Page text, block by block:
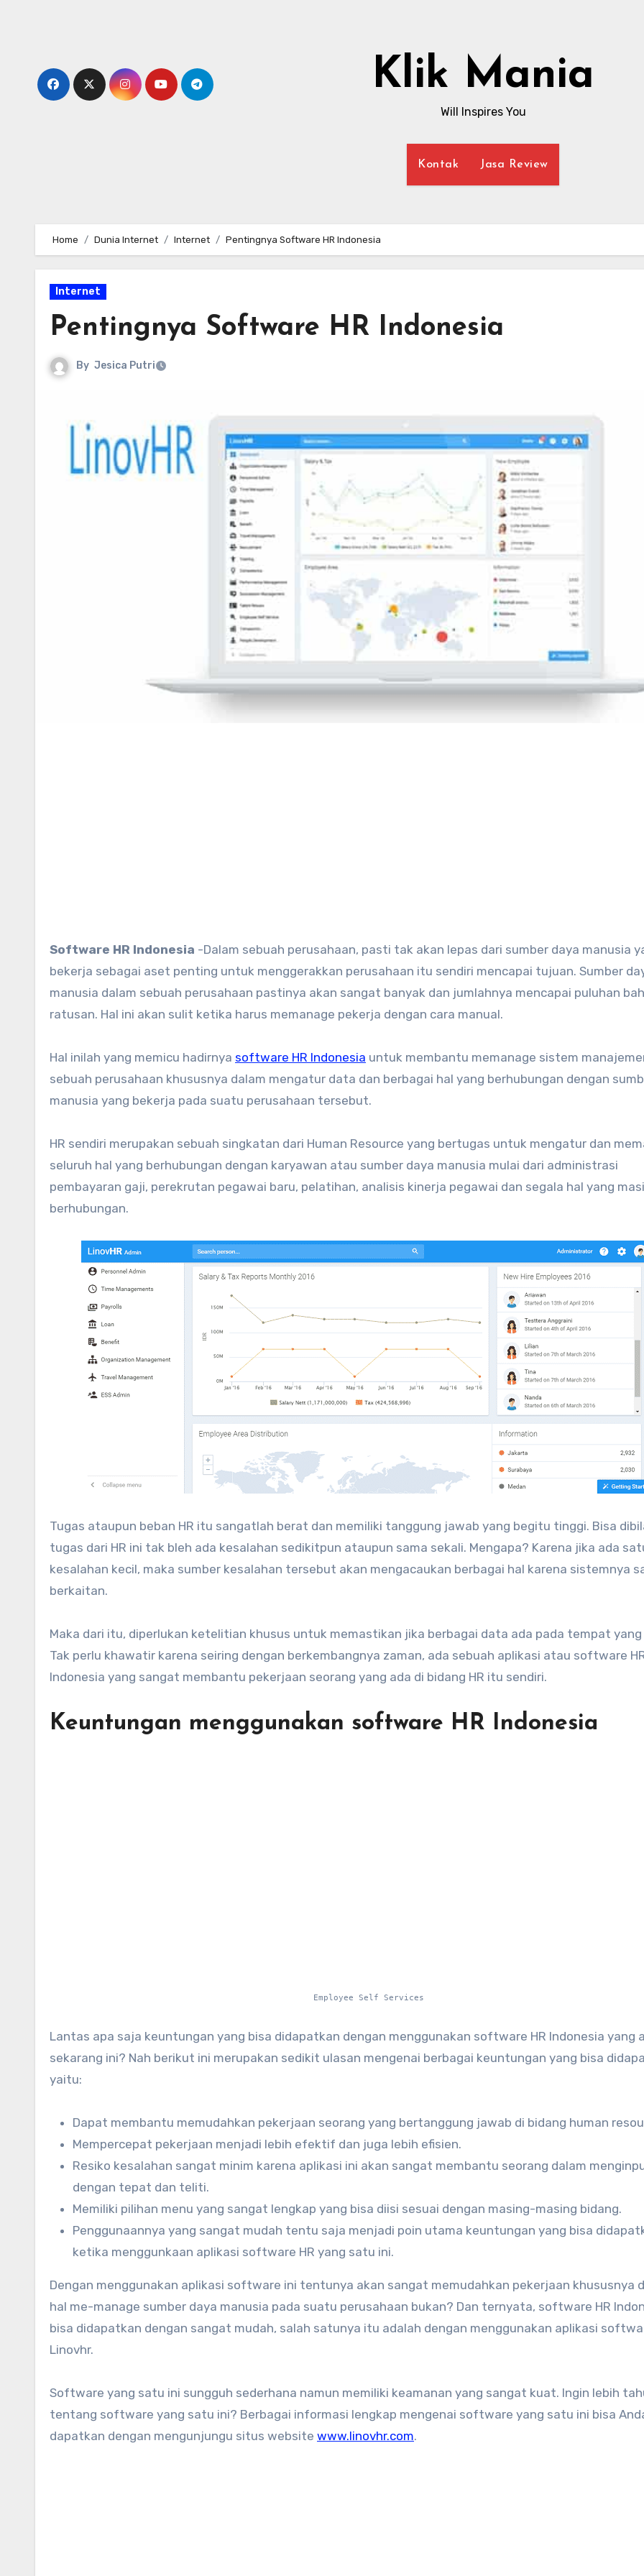
Klik Mania
Will Inspires You
Kontak Jasa Review
Home Dunia Internet Internet Pentingnya Software HR Indonesia
Internet
Pentingnya Software HR Indonesia
By Jesica Putri
Software HR Indonesia -Dalam sebuah perusahaan, pasti tak akan lepas dari sumber daya manusia
bekerja sebagai aset penting untuk menggerakkan perusahaan itu sendiri mencapai tujuan. Sumber
manusia dalam sebuah perusahaan pastinya akan sangat banyak dan jumlahnya mencapai puluhan
ratusan. Hal ini akan sulit ketika harus memanage pekerja dengan cara manual.
Hal inilah yang memicu hadirnya software HR Indonesia untuk membantu memanage sistem
sebuah perusahaan khususnya dalam mengatur data dan berbagai hal yang berhubungan dengan
manusia yang bekerja pada suatu perusahaan tersebut.
HR sendiri merupakan sebuah singkatan dari Human Resource yang bertugas untuk mengatur dan
seluruh hal yang berhubungan dengan karyawan atau sumber daya manusia mulai dari administrasi
pembayaran gaji, perekrutan pegawai baru, pelatihan, analisis kinerja pegawai dan segala hal yang
berhubungan.
Tugas ataupun beban HR itu sangatlah berat dan memiliki tanggung jawab yang begitu tinggi. Bisa
tugas dari HR ini tak bleh ada kesalahan sedikitpun ataupun sama sekali. Mengapa? Karena jika ada
kesalahan kecil, maka sumber kesalahan tersebut akan mengacaukan berbagai hal karena sistemnya
berkaitan.
Maka dari itu, diperlukan ketelitian khusus untuk memastikan jika berbagai data ada pada tempat yang
Tak perlu khawatir karena seiring dengan berkembangnya zaman, ada sebuah aplikasi atau software
Indonesia yang sangat membantu pekerjaan seorang yang ada di bidang HR itu sendiri.
Keuntungan menggunakan software HR Indonesia
Employee Self Services
Lantas apa saja keuntungan yang bisa didapatkan dengan menggunakan software HR Indonesia yang
sekarang ini? Nah berikut ini merupakan sedikit ulasan mengenai berbagai keuntungan yang bisa
yaitu:
Dapat membantu memudahkan pekerjaan seorang yang bertanggung jawab di bidang human
Mempercepat pekerjaan menjadi lebih efektif dan juga lebih efisien.
Resiko kesalahan sangat minim karena aplikasi ini akan sangat membantu seorang dalam
dengan tepat dan teliti.
Memiliki pilihan menu yang sangat lengkap yang bisa diisi sesuai dengan masing-masing bidang.
Penggunaannya yang sangat mudah tentu saja menjadi poin utama keuntungan yang bisa
ketika menggunkaan aplikasi software HR yang satu ini.
Dengan menggunakan aplikasi software ini tentunya akan sangat memudahkan pekerjaan khususnya
hal me-manage sumber daya manusia pada suatu perusahaan bukan? Dan ternyata, software HR
bisa didapatkan dengan sangat mudah, salah satunya itu adalah dengan menggunakan aplikasi
Linovhr.
Software yang satu ini sungguh sederhana namun memiliki keamanan yang sangat kuat. Ingin lebih
tentang software yang satu ini? Berbagai informasi lengkap mengenai software yang satu ini bisa
dapatkan dengan mengunjungu situs website www.linovhr.com.